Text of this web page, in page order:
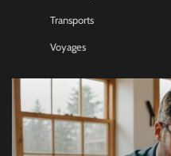
Transports
Voyages